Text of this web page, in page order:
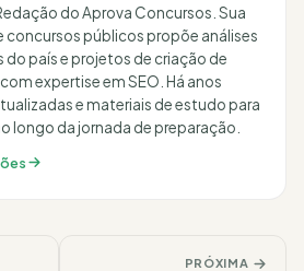
do Aprova Concursos. Sua
concursos públicos propõe análises
país e projetos de criação de
expertise em SEO. Há anos
e materiais de estudo para
longo da jornada de preparação.
PRÓXIMA